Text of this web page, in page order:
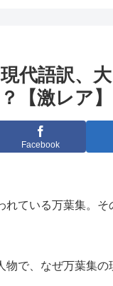
代語訳、
【激レア】
Facebook
れている万葉集。
物で、なぜ万葉集の